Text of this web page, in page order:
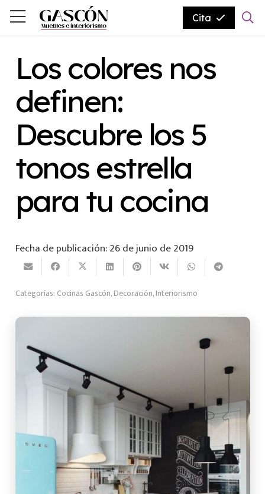
Cita
Los colores nos
definen:
Descubre los 5
tonos estrella
para tu cocina
Fecha de publicación:26 de junio de 2019
Categorías: Cocinas Gascón,Decoración,Interiorismo